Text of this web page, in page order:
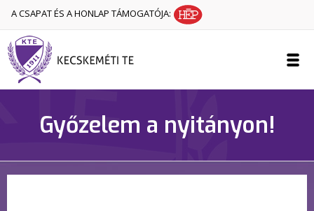
A CSAPAT ÉS A HONLAP TÁMOGATÓJA:
Győzelem a nyitányon!